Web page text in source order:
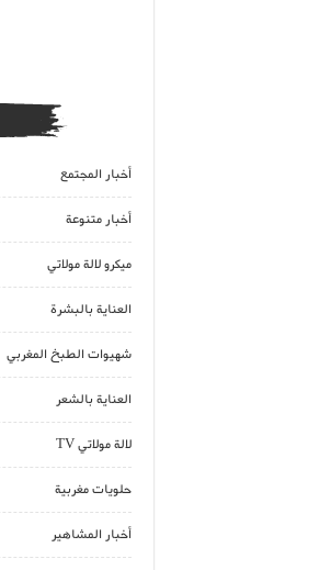
أخبار المجتمع
أخبار متنوعة
ميكرو لالة مولاتي
العناية بالبشرة
شهيوات الطبخ المغربي
العناية بالشعر
لالة مولاتي TV
حلويات مغربية
أخبار المشاهير